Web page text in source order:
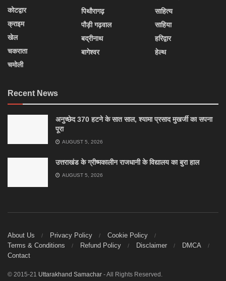
कोटद्वार
क्राइम
खेल
चकराता
चमोली
पिथौरागढ़
पौड़ी गढ़वाल
बद्रीनाथ
बागेश्वर
साहित्य
साहिया
हरिद्वार
हेल्थ
Recent News
अनुच्छेद 370 हटने के सात साल, श्यामा प्रसाद मुखर्जी का सपना
पूरा
AUGUST 5, 2026
उत्तराखंड के ग्रीष्मकालीन राजधानी के विद्यालय का बुरा हाल
AUGUST 5, 2026
About Us Privacy Policy
Cookie Policy
Terms & Conditions
Refund Policy Disclaimer
DMCA
Contact
© 2015-21 Uttarakhand Samachar - All Rights Reserved.